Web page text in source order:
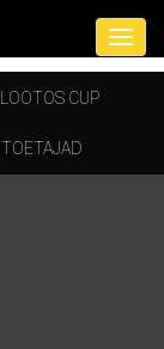
LOOTOS CUP
TOETAJAD